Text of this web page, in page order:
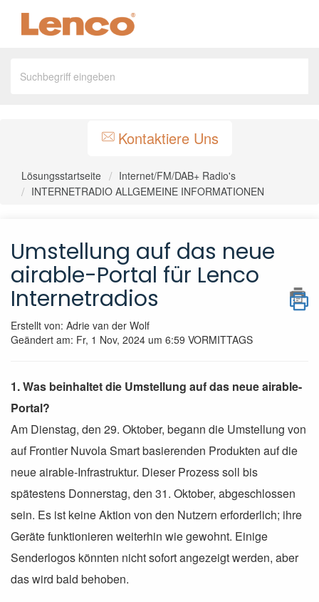
Kontaktiere Uns
Lösungsstartseite
Internet/FM/DAB+ Radio's
INTERNETRADIO ALLGEMEINE INFORMATIONEN
Umstellung auf das neue
airable-Portal für Lenco
Internetradios
Erstellt von: Adrie van der Wolf
Geändert am: Fr, 1 Nov, 2024 um 6:59 VORMITTAGS
1. Was beinhaltet die Umstellung auf das neue airable-
Portal?
Am Dienstag, den 29. Oktober, begann die Umstellung von
auf Frontier Nuvola Smart basierenden Produkten auf die
neue airable-Infrastruktur. Dieser Prozess soll bis
spätestens Donnerstag, den 31. Oktober, abgeschlossen
sein. Es ist keine Aktion von den Nutzern erforderlich; ihre
Geräte funktionieren weiterhin wie gewohnt. Einige
Senderlogos könnten nicht sofort angezeigt werden, aber
das wird bald behoben.